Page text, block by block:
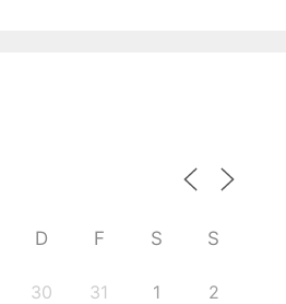
D F S S
30 31 1 2